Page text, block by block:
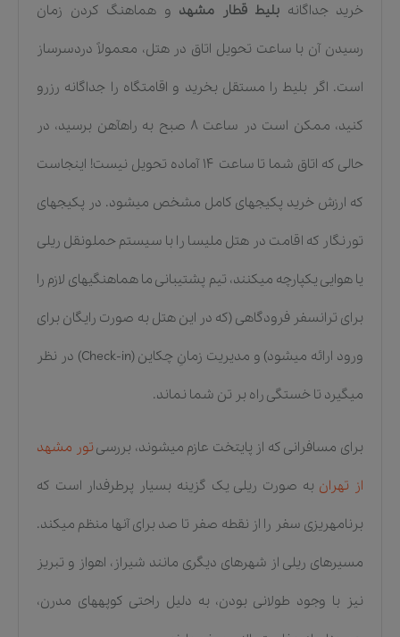
خرید جداگانه بلیط قطار مشهد و هماهنگ کردن زمان
رسیدن آن با ساعت تحویل اتاق در هتل، معمولاً دردسرساز
است. اگر بلیط را مستقل بخرید و اقامتگاه را جداگانه رزرو
کنید، ممکن است در ساعت ۸ صبح به راهآهن برسید، در
حالی که اتاق شما تا ساعت ۱۴ آماده تحویل نیست! اینجاست
که ارزش خرید پکیجهای کامل مشخص میشود. در پکیجهای
تورنگار که اقامت در هتل ملیسا را با سیستم حملونقل ریلی
یا هوایی یکپارچه میکنند، تیم پشتیبانی ما هماهنگیهای لازم را
برای ترانسفر فرودگاهی (که در این هتل به صورت رایگان برای
ورود ارائه میشود) و مدیریت زمانِ چکاین (Check-in) در نظر
میگیرد تا خستگی راه بر تن شما نماند.
برای مسافرانی که از پایتخت عازم میشوند، بررسیتور مشهد
از تهران به صورت ریلی یک گزینه بسیار پرطرفدار است که
برنامهریزی سفر را از نقطه صفر تا صد برای آنها منظم میکند.
مسیرهای ریلی از شهرهای دیگری مانند شیراز، اهواز و تبریز
نیز با وجود طولانی بودن، به دلیل راحتی کوپههای مدرن،